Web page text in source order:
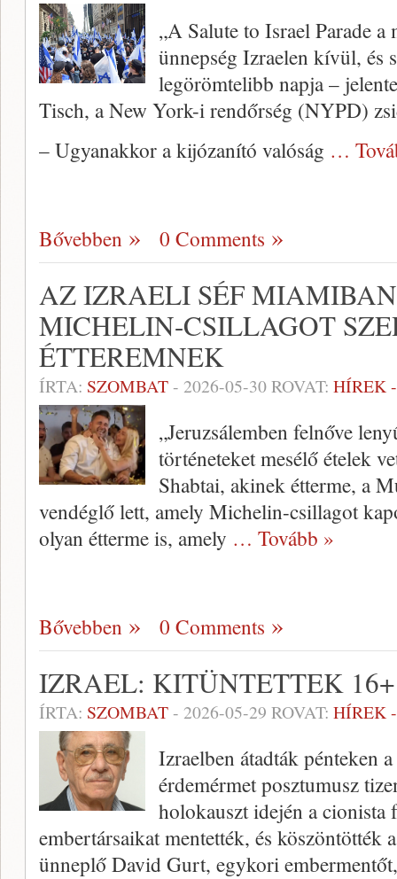
„A Salute to Israel Parade a
ünnepség Izraelen kívül, és
legörömtelibb napja –
Tisch, a New York-i rendőrség (NYPD)
– Ugyanakkor a kijózanító valóság …
Bővebben 0 Comments
AZ IZRAELI SÉF
MICHELIN-CSILLAGOT
ÉTTEREMNEK
ÍRTA: SZOMBAT- 2026-05-30ROVAT: HÍREK
„Jeruzsálemben felnőve
történeteket mesélő ételek
Shabtai, akinek étterme, a
vendéglő lett, amely Michelin-csillagot
olyan étterme is, amely … Tovább »
Bővebben 0 Comments
IZRAEL: KITÜNTETTEK
ÍRTA: SZOMBAT- 2026-05-29 ROVAT: HÍREK
Izraelben átadták pénteken
érdemérmet posztumusz
holokauszt idején a
embertársaikat mentették, és köszöntötték
ünneplő David Gurt, egykori